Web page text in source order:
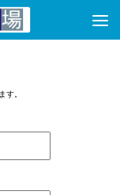
す。